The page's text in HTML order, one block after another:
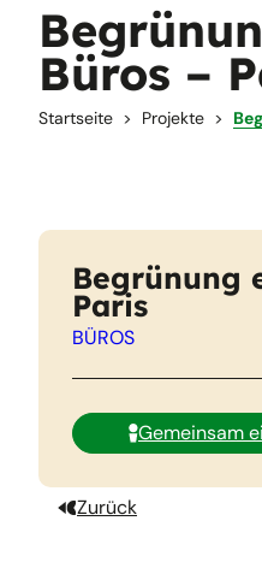
Büros –
Startseite Projekte
Begrünung
Paris
BÜROS
Gemeinsam
Zurück